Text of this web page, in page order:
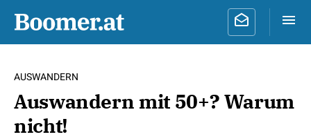
AUSWANDERN
Auswandern mit 50+? Warum
nicht!